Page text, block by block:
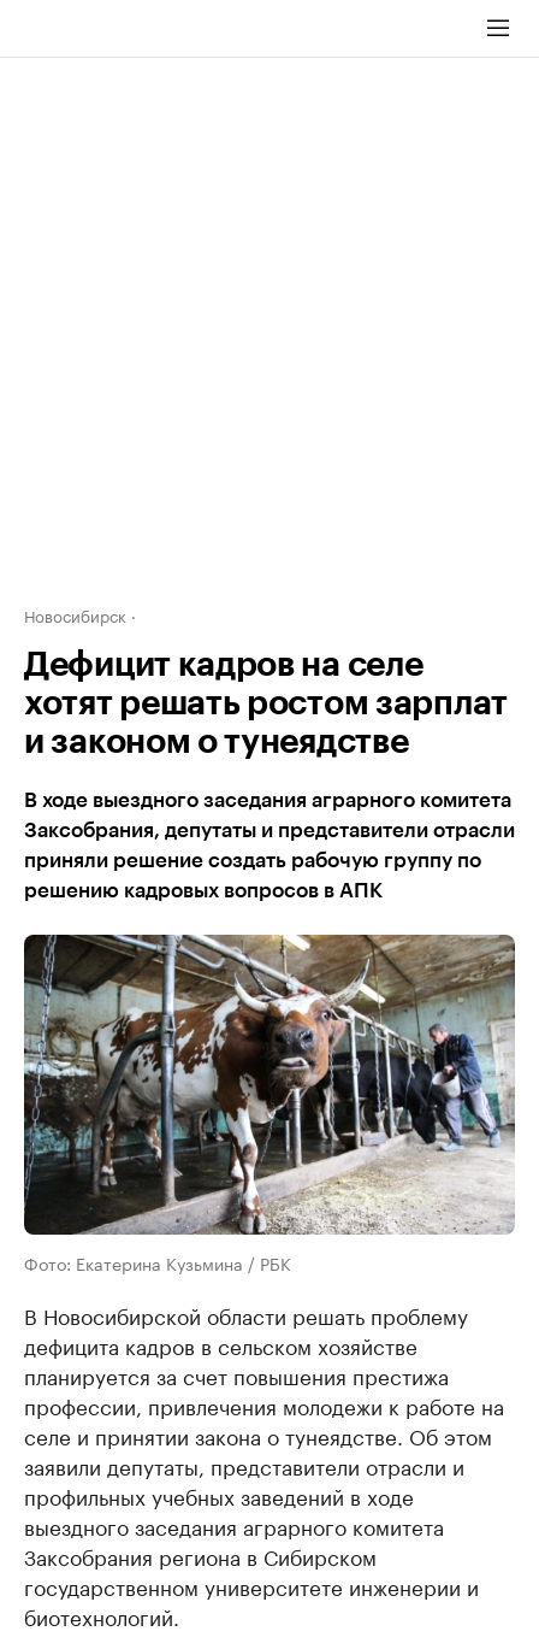
Новосибирск
Дефицит кадров на селе
хотят решать ростом зарплат
и законом о тунеядстве
В ходе выездного заседания аграрного комитета
Заксобрания, депутаты и представители отрасли
приняли решение создать рабочую группу по
решению кадровых вопросов в АПК
Фото: Екатерина Кузьмина / РБК
В Новосибирской области решать проблему
дефицита кадров в сельском хозяйстве
планируется за счет повышения престижа
профессии, привлечения молодежи к работе на
селе и принятии закона о тунеядстве. Об этом
заявили депутаты, представители отрасли и
профильных учебных заведений в ходе
выездного заседания аграрного комитета
Заксобрания региона в Сибирском
государственном университете инженерии и
биотехнологий.